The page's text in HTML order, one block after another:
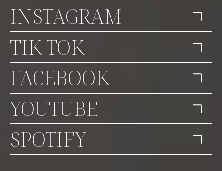
INSTAGRAM
TIK TOK
FACEBOOK
YOUTUBE
SPOTIFY